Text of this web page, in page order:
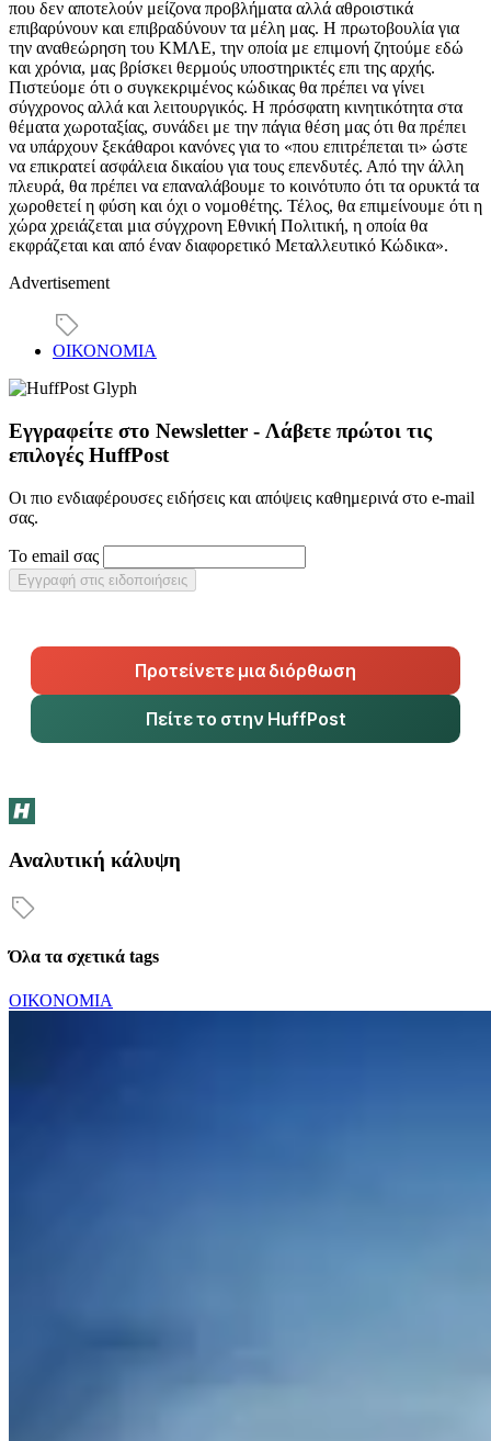
που δεν αποτελούν μείζονα προβλήματα αλλά αθροιστικά
επιβαρύνουν και επιβραδύνουν τα μέλη μας. Η πρωτοβουλία για
την αναθεώρηση του ΚΜΛΕ, την οποία με επιμονή ζητούμε εδώ
και χρόνια, μας βρίσκει θερμούς υποστηρικτές επι της αρχής.
Πιστεύομε ότι ο συγκεκριμένος κώδικας θα πρέπει να γίνει
σύγχρονος αλλά και λειτουργικός. Η πρόσφατη κινητικότητα στα
θέματα χωροταξίας, συνάδει με την πάγια θέση μας ότι θα πρέπει
να υπάρχουν ξεκάθαροι κανόνες για το «που επιτρέπεται τι» ώστε
να επικρατεί ασφάλεια δικαίου για τους επενδυτές. Από την άλλη
πλευρά, θα πρέπει να επαναλάβουμε το κοινότυπο ότι τα ορυκτά τα
χωροθετεί η φύση και όχι ο νομοθέτης. Τέλος, θα επιμείνουμε ότι η
χώρα χρειάζεται μια σύγχρονη Εθνική Πολιτική, η οποία θα
εκφράζεται και από έναν διαφορετικό Μεταλλευτικό Κώδικα».
Advertisement
ΟΙΚΟΝΟΜΙΑ
Εγγραφείτε στο Newsletter - Λάβετε πρώτοι τις
επιλογές HuffPost
Οι πιο ενδιαφέρουσες ειδήσεις και απόψεις καθημερινά στο e-mail
σας.
Το email σας
Εγγραφή στις ειδοποιήσεις
Προτείνετε μια διόρθωση
Πείτε το στην HuffPost
Αναλυτική κάλυψη
Όλα τα σχετικά tags
ΟΙΚΟΝΟΜΙΑ